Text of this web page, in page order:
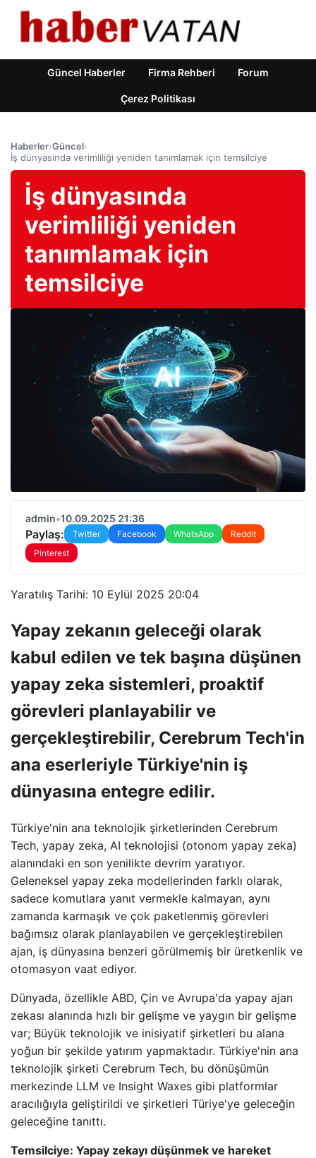
Güncel Haberler Firma Rehberi Forum
Çerez Politikası
Haberler›Güncel›
İş dünyasında verimliliği yeniden tanımlamak için temsilciye
İş dünyasında
verimliliği yeniden
tanımlamak için
temsilciye
admin•10.09.2025 21:36
Paylaş: Twitter Facebook WhatsApp
Reddit
Pinterest
Yaratılış Tarihi: 10 Eylül 2025 20:04
Yapay zekanın geleceği olarak
kabul edilen ve tek başına düşünen
yapay zeka sistemleri, proaktif
görevleri planlayabilir ve
gerçekleştirebilir, Cerebrum Tech'in
ana eserleriyle Türkiye'nin iş
dünyasına entegre edilir.
Türkiye'nin ana teknolojik şirketlerinden Cerebrum
Tech, yapay zeka, AI teknolojisi (otonom yapay zeka)
alanındaki en son yenilikte devrim yaratıyor.
Geleneksel yapay zeka modellerinden farklı olarak,
sadece komutlara yanıt vermekle kalmayan, aynı
zamanda karmaşık ve çok paketlenmiş görevleri
bağımsız olarak planlayabilen ve gerçekleştirebilen
ajan, iş dünyasına benzeri görülmemiş bir üretkenlik ve
otomasyon vaat ediyor.
Dünyada, özellikle ABD, Çin ve Avrupa'da yapay ajan
zekası alanında hızlı bir gelişme ve yaygın bir gelişme
var; Büyük teknolojik ve inisiyatif şirketleri bu alana
yoğun bir şekilde yatırım yapmaktadır. Türkiye'nin ana
teknolojik şirketi Cerebrum Tech, bu dönüşümün
merkezinde LLM ve Insight Waxes gibi platformlar
aracılığıyla geliştirildi ve şirketleri Türiye'ye geleceğin
geleceğine tanıttı.
Temsilciye: Yapay zekayı düşünmek ve hareket